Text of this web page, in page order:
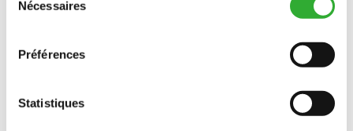
Nécessaires
Préférences
Statistiques